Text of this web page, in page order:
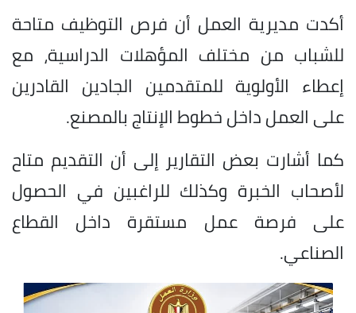
أكدت مديرية العمل أن فرص التوظيف متاحة
للشباب من مختلف المؤهلات الدراسية، مع
إعطاء الأولوية للمتقدمين الجادين القادرين
على العمل داخل خطوط الإنتاج بالمصنع.
كما أشارت بعض التقارير إلى أن التقديم متاح
لأصحاب الخبرة وكذلك للراغبين في الحصول
على فرصة عمل مستقرة داخل القطاع
الصناعي.